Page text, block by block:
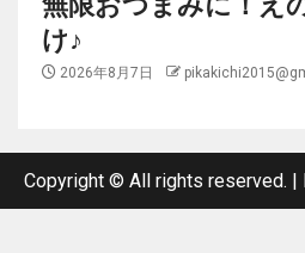
け♪
2026年8月7日
Copyright © All rights reserved. |